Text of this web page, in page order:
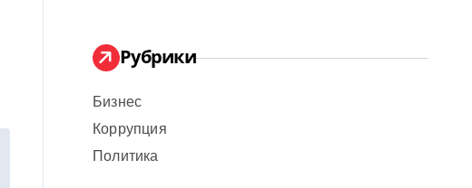
Рубрики
Бизнес
Коррупция
Политика